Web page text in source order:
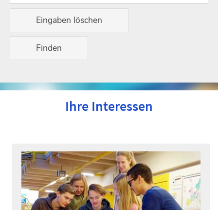
Eingaben löschen
Ihre Interessen